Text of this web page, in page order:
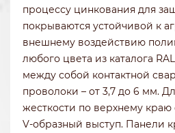
процессу цинкования для
покрываются устойчивой к
внешнему воздействию
любого цвета из каталога
между собой контактной
проволоки – от 3,7 до 6 мм.
жесткости по верхнему
V-образный выступ. Панели